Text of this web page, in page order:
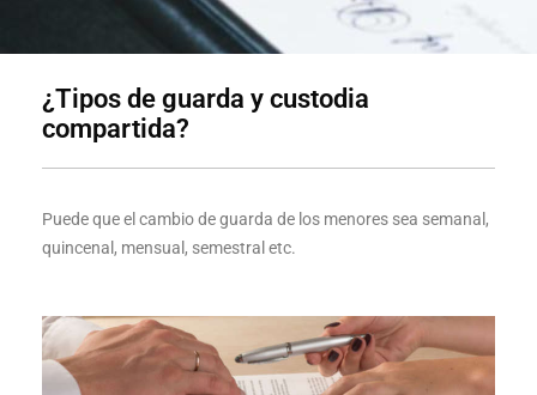
¿Tipos de guarda y custodia
compartida?
Puede que el cambio de guarda de los menores sea semanal,
quincenal, mensual, semestral etc.